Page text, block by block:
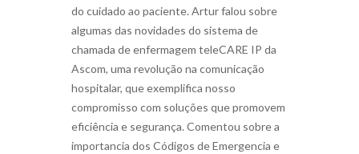
do cuidado ao paciente. Artur falou sobre
algumas das novidades do sistema de
chamada de enfermagem teleCARE IP da
Ascom, uma revolução na comunicação
hospitalar, que exemplifica nosso
compromisso com soluções que promovem
eficiência e segurança. Comentou sobre a
importancia dos Códigos de Emergencia e